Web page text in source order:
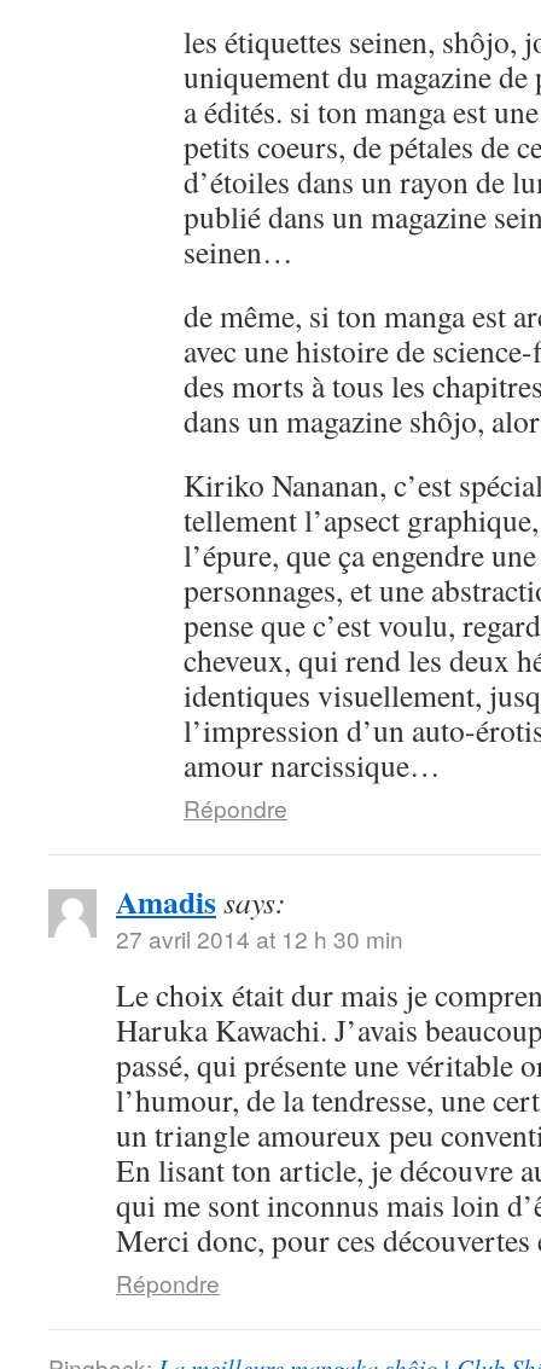
les étiquettes seinen, shôjo,
uniquement du magazine
a édités. si ton manga est
petits coeurs, de pétales de
d’étoiles dans un rayon de
publié dans un magazine
seinen…
de même, si ton manga est
avec une histoire de
des morts à tous les
dans un magazine shôjo,
Kiriko Nananan, c’est
tellement l’apsect
l’épure, que ça engendre
personnages, et une
pense que c’est voulu,
cheveux, qui rend les deux
identiques visuellement,
l’impression d’un auto-
amour narcissique…
Répondre
Amadissays:
27 avril 2014 at 12 h 30 min
Le choix était dur mais je
Haruka Kawachi. J’avais
passé, qui présente une véritable
l’humour, de la tendresse, une
un triangle amoureux peu
En lisant ton article, je découvre
qui me sont inconnus mais loin
Merci donc, pour ces
Répondre